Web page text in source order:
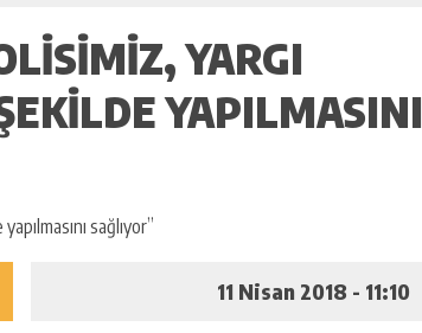
YARGI
YAPILMASINI
11 Nisan 2018 - 11:10